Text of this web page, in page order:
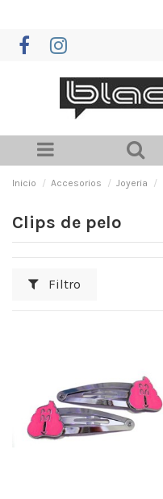
Inicio Accesorios Joyeria
Clips de pelo
Filtro